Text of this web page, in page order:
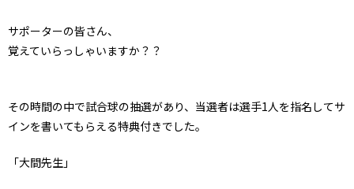
サポーターの皆さん、
覚えていらっしゃいますか？？
その時間の中で試合球の抽選があり、当選者は選手1人を指名してサ
インを書いてもらえる特典付きでした。
「大間先生」